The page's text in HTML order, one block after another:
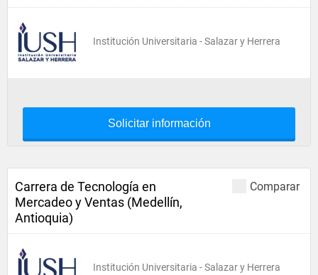
Institución Universitaria - Salazar y Herrera
Solicitar información
Comparar
Carrera de Tecnología en
Mercadeo y Ventas (Medellín,
Antioquia)
Institución Universitaria - Salazar y Herrera